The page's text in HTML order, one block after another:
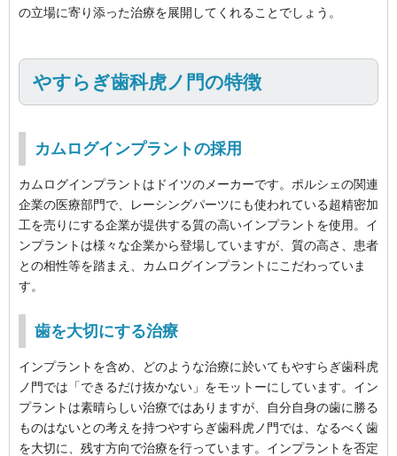
の立場に寄り添った治療を展開してくれることでしょう。
やすらぎ歯科虎ノ門の特徴
カムログインプラントの採用
カムログインプラントはドイツのメーカーです。ポルシェの関連
企業の医療部門で、レーシングパーツにも使われている超精密加
工を売りにする企業が提供する質の高いインプラントを使用。イ
ンプラントは様々な企業から登場していますが、質の高さ、患者
との相性等を踏まえ、カムログインプラントにこだわっていま
す。
歯を大切にする治療
インプラントを含め、どのような治療に於いてもやすらぎ歯科虎
ノ門では「できるだけ抜かない」をモットーにしています。イン
プラントは素晴らしい治療ではありますが、自分自身の歯に勝る
ものはないとの考えを持つやすらぎ歯科虎ノ門では、なるべく歯
を大切に、残す方向で治療を行っています。インプラントを否定